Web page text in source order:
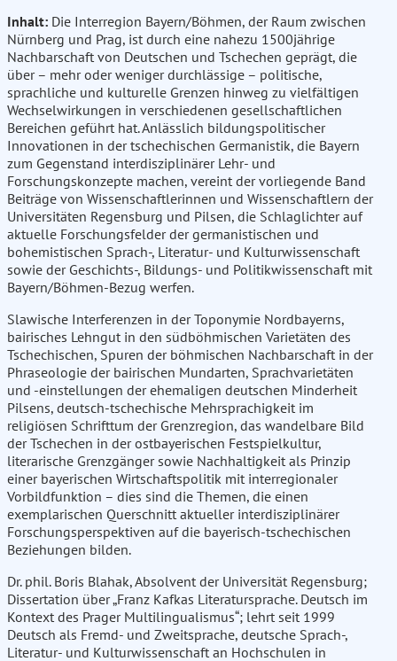
Inhalt: Die Interregion Bayern/Böhmen, der Raum zwischen
Nürnberg und Prag, ist durch eine nahezu 1500jährige
Nachbarschaft von Deutschen und Tschechen geprägt, die
über – mehr oder weniger durchlässige – politische,
sprachliche und kulturelle Grenzen hinweg zu vielfältigen
Wechselwirkungen in verschiedenen gesellschaftlichen
Bereichen geführt hat. Anlässlich bildungspolitischer
Innovationen in der tschechischen Germanistik, die Bayern
zum Gegenstand interdisziplinärer Lehr- und
Forschungskonzepte machen, vereint der vorliegende Band
Beiträge von Wissenschaftlerinnen und Wissenschaftlern der
Universitäten Regensburg und Pilsen, die Schlaglichter auf
aktuelle Forschungsfelder der germanistischen und
bohemistischen Sprach-, Literatur- und Kulturwissenschaft
sowie der Geschichts-, Bildungs- und Politikwissenschaft mit
Bayern/Böhmen-Bezug werfen.
Slawische Interferenzen in der Toponymie Nordbayerns,
bairisches Lehngut in den südböhmischen Varietäten des
Tschechischen, Spuren der böhmischen Nachbarschaft in der
Phraseologie der bairischen Mundarten, Sprachvarietäten
und -einstellungen der ehemaligen deutschen Minderheit
Pilsens, deutsch-tschechische Mehrsprachigkeit im
religiösen Schrifttum der Grenzregion, das wandelbare Bild
der Tschechen in der ostbayerischen Festspielkultur,
literarische Grenzgänger sowie Nachhaltigkeit als Prinzip
einer bayerischen Wirtschaftspolitik mit interregionaler
Vorbildfunktion – dies sind die Themen, die einen
exemplarischen Querschnitt aktueller interdisziplinärer
Forschungsperspektiven auf die bayerisch-tschechischen
Beziehungen bilden.
Dr. phil. Boris Blahak, Absolvent der Universität Regensburg;
Dissertation über „Franz Kafkas Literatursprache. Deutsch im
Kontext des Prager Multilingualismus“; lehrt seit 1999
Deutsch als Fremd- und Zweitsprache, deutsche Sprach-,
Literatur- und Kulturwissenschaft an Hochschulen in